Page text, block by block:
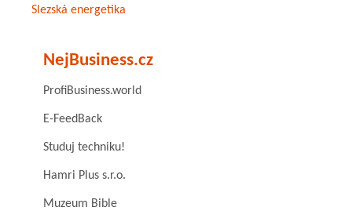
Slezská energetika
NejBusiness.cz
ProfiBusiness.world
E-FeedBack
Studuj techniku!
Hamri Plus s.r.o.
Muzeum Bible